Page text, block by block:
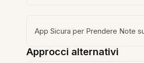
App Sicura per Prendere Note
Approcci alternativi